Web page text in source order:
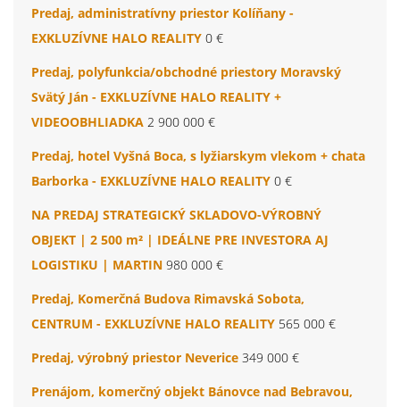
Predaj, administratívny priestor Kolíňany -
EXKLUZÍVNE HALO REALITY 0 €
Predaj, polyfunkcia/obchodné priestory Moravský
Svätý Ján - EXKLUZÍVNE HALO REALITY +
VIDEOOBHLIADKA 2 900 000 €
Predaj, hotel Vyšná Boca, s lyžiarskym vlekom + chata
Barborka - EXKLUZÍVNE HALO REALITY 0 €
NA PREDAJ STRATEGICKÝ SKLADOVO-VÝROBNÝ
OBJEKT | 2 500 m² | IDEÁLNE PRE INVESTORA AJ
LOGISTIKU | MARTIN 980 000 €
Predaj, Komerčná Budova Rimavská Sobota,
CENTRUM - EXKLUZÍVNE HALO REALITY 565 000 €
Predaj, výrobný priestor Neverice 349 000 €
Prenájom, komerčný objekt Bánovce nad Bebravou,